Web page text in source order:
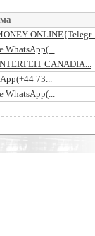
WhatsApp(...
CANADIA...
73...
WhatsApp(...